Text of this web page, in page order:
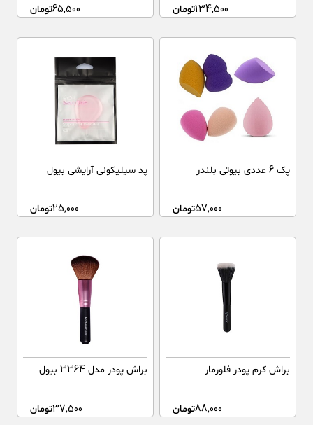
134,500تومان 65,500تومان
پک 6 عددی بیوتی بلندر
57,000تومان
پد سیلیکونی آرایشی بیول
25,000تومان
براش کرم پودر فلورمار
88,000تومان
براش پودر مدل 3364 بیول
37,500تومان